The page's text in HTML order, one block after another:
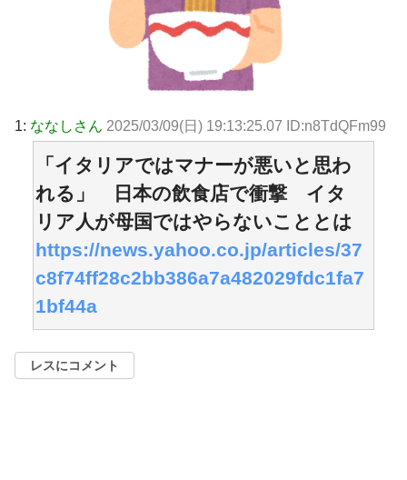
1: ななしさん 2025/03/09(日) 19:13:25.07 ID:n8TdQFm99
「イタリアではマナーが悪いと思わ
れる」 日本の飲食店で衝撃 イタ
リア人が母国ではやらないこととは
https://news.yahoo.co.jp/articles/37
c8f74ff28c2bb386a7a482029fdc1fa7
1bf44a
レスにコメント